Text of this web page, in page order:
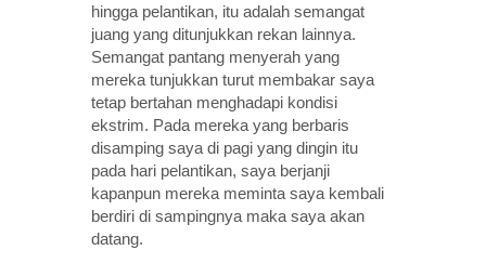
hingga pelantikan, itu adalah semangat
juang yang ditunjukkan rekan lainnya.
Semangat pantang menyerah yang
mereka tunjukkan turut membakar saya
tetap bertahan menghadapi kondisi
ekstrim. Pada mereka yang berbaris
disamping saya di pagi yang dingin itu
pada hari pelantikan, saya berjanji
kapanpun mereka meminta saya kembali
berdiri di sampingnya maka saya akan
datang.